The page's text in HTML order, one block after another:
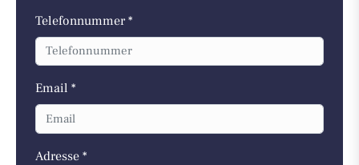
Telefonnummer *
Email *
Adresse *